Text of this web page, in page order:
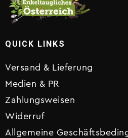
QUICK LINKS
Versand & Lieferung
Medien & PR
Zahlungsweisen
Widerruf
Allgemeine